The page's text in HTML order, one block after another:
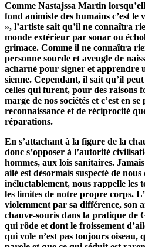
Comme Nastajssa Martin
fond animiste des humains c’est le
», l’artiste sait qu’il ne connaîtra
monde extérieur par sonar ou
grimace. Comme il ne connaîtra
personne sourde et aveugle de
acharné pour signer et apprendre
sienne. Cependant, il sait qu’il
celles qui furent, pour des raisons
marge de nos sociétés et c’est en
reconnaissance et de réciprocité
réparations.
En s’attachant à la figure de la
donc s’opposer à l’autorité
hommes, aux lois sanitaires.
ailé est désormais suspecté de
inéluctablement, nous rappelle les
les limites de notre propre corps.
violemment par sa différence, son
chauve-souris dans la pratique de
qui rôde et dont le froissement
qui vole n’est pas toujours oiseau,